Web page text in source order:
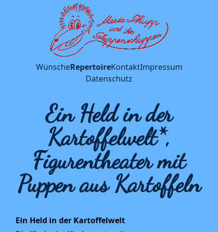
WünscheRepertoireKontaktImpressum
Datenschutz
Ein Held in der
Kartoffelwelt*,
Figurentheater mit
Puppen aus Kartoffeln
Ein Held in der Kartoffelwelt